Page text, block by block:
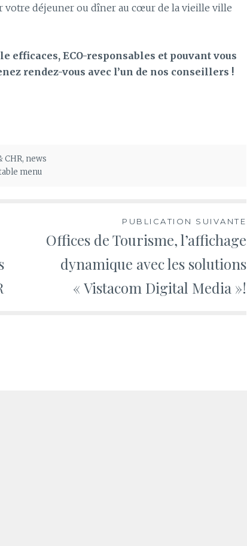
votre déjeuner ou dîner au cœur de la vieille ville
efficaces, ECO-responsables et pouvant vous
rendez-vous avec l’un de nos conseillers !
CHR, news
menu
PUBLICATION SUIVANTE
Offices de Tourisme, l’affichage
dynamique avec les solutions
« Vistacom Digital Media »!